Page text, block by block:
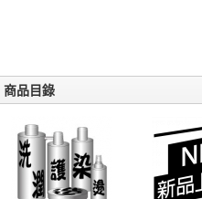
商品目錄